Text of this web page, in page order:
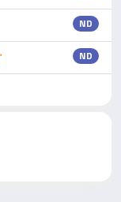
ND
ND